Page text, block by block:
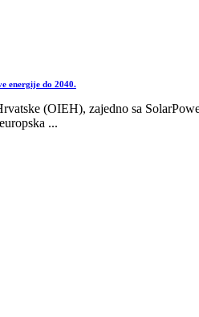
energije do 2040.
(OIEH), zajedno sa
...